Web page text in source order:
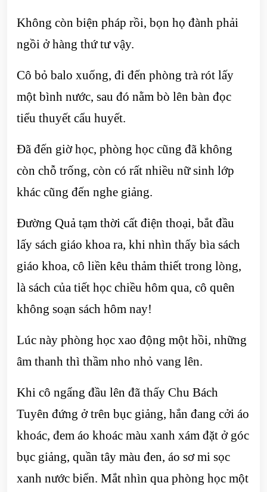
Không còn biện pháp rồi, bọn họ đành phải
ngồi ở hàng thứ tư vậy.
Cô bỏ balo xuống, đi đến phòng trà rót lấy
một bình nước, sau đó nằm bò lên bàn đọc
tiểu thuyết cẩu huyết.
Đã đến giờ học, phòng học cũng đã không
còn chỗ trống, còn có rất nhiều nữ sinh lớp
khác cũng đến nghe giảng.
Đường Quả tạm thời cất điện thoại, bắt đầu
lấy sách giáo khoa ra, khi nhìn thấy bìa sách
giáo khoa, cô liền kêu thảm thiết trong lòng,
là sách của tiết học chiều hôm qua, cô quên
không soạn sách hôm nay!
Lúc này phòng học xao động một hồi, những
âm thanh thì thầm nho nhỏ vang lên.
Khi cô ngẩng đầu lên đã thấy Chu Bách
Tuyên đứng ở trên bục giảng, hắn đang cởi áo
khoác, đem áo khoác màu xanh xám đặt ở góc
bục giảng, quần tây màu đen, áo sơ mi sọc
xanh nước biển. Mắt nhìn qua phòng học một